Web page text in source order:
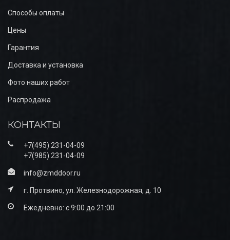
Способы оплаты
Цены
Гарантия
Доставка и установка
Фото наших работ
Распродажа
КОНТАКТЫ
+7(495) 231-04-09
+7(985) 231-04-09
info@zmddoor.ru
г. Протвино, ул. Железнодорожная, д. 10
Ежедневно: с 9:00 до 21:00